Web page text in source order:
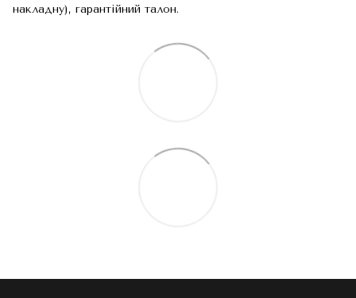
накладну), гарантійний талон.